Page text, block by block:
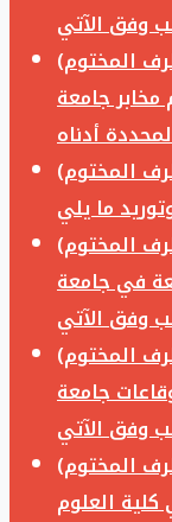
المختوم)
مخابر جامعة
المختوم)
المختوم)
في جامعة
المختوم)
جامعة
المختوم)
كلية العلوم